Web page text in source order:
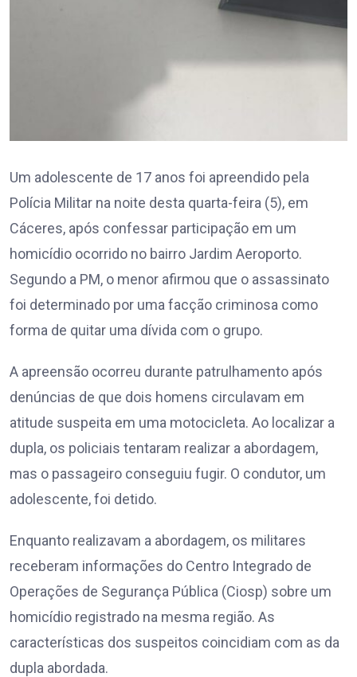
Um adolescente de 17 anos foi apreendido pela
Polícia Militar na noite desta quarta-feira (5), em
Cáceres, após confessar participação em um
homicídio ocorrido no bairro Jardim Aeroporto.
Segundo a PM, o menor afirmou que o assassinato
foi determinado por uma facção criminosa como
forma de quitar uma dívida com o grupo.
A apreensão ocorreu durante patrulhamento após
denúncias de que dois homens circulavam em
atitude suspeita em uma motocicleta. Ao localizar a
dupla, os policiais tentaram realizar a abordagem,
mas o passageiro conseguiu fugir. O condutor, um
adolescente, foi detido.
Enquanto realizavam a abordagem, os militares
receberam informações do Centro Integrado de
Operações de Segurança Pública (Ciosp) sobre um
homicídio registrado na mesma região. As
características dos suspeitos coincidiam com as da
dupla abordada.